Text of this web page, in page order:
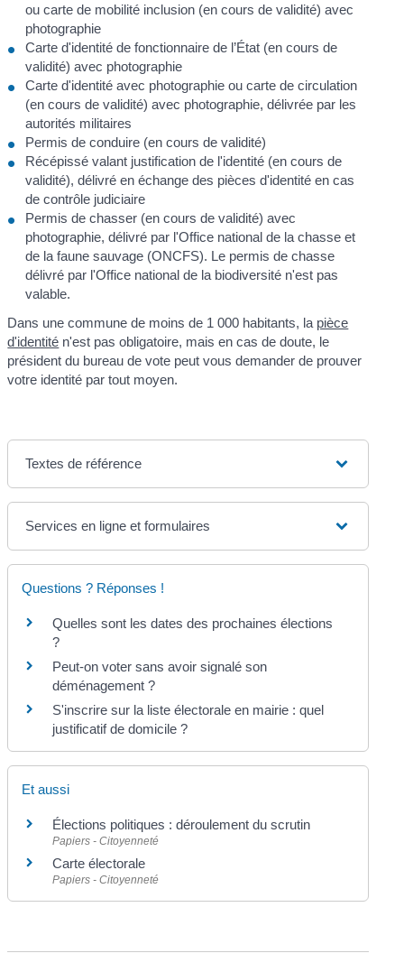
ou carte de mobilité inclusion (en cours de validité) avec
photographie
Carte d'identité de fonctionnaire de l’État (en cours de
validité) avec photographie
Carte d'identité avec photographie ou carte de circulation
(en cours de validité) avec photographie, délivrée par les
autorités militaires
Permis de conduire (en cours de validité)
Récépissé valant justification de l'identité (en cours de
validité), délivré en échange des pièces d'identité en cas
de contrôle judiciaire
Permis de chasser (en cours de validité) avec
photographie, délivré par l'Office national de la chasse et
de la faune sauvage (ONCFS). Le permis de chasse
délivré par l'Office national de la biodiversité n'est pas
valable.
Dans une commune de moins de 1 000 habitants, la pièce
d'identité n'est pas obligatoire, mais en cas de doute, le
président du bureau de vote peut vous demander de prouver
votre identité par tout moyen.
Textes de référence
Services en ligne et formulaires
Questions ? Réponses !
Quelles sont les dates des prochaines élections
?
Peut-on voter sans avoir signalé son
déménagement ?
S'inscrire sur la liste électorale en mairie : quel
justificatif de domicile ?
Et aussi
Élections politiques : déroulement du scrutin
Papiers - Citoyenneté
Carte électorale
Papiers - Citoyenneté